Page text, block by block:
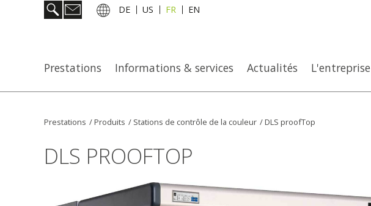
DE US FR EN
Prestations Informations & services Actualités L'entreprise
Prestations /Produits / Stations de contrôle de la couleur /DLS proofTop
DLS PROOFTOP